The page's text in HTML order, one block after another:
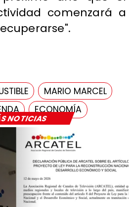
NOTICIAS
comenzará a
MARIO MARCEL
ECONOMÍA